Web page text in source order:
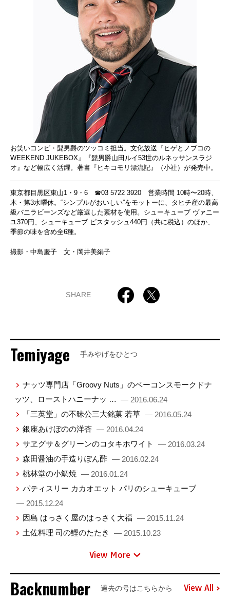
お笑いコンビ・髭男爵のツッコミ担当。文化放送『ヒゲとノブコの
WEEKEND JUKEBOX』『髭男爵山田ルイ53世のルネッサンスラジ
オ』など幅広く活躍。著書『ヒキコモリ漂流記』（小社）が発売中。
東京都目黒区東山1・9・6 ☎03 5722 3920 営業時間 10時〜20時、
木・第3水曜休。“シンプルがおいしい”をモットーに、タヒチ産の最高
級バニラビーンズなど厳選した素材を使用。シューキューブ ヴァニー
ユ370円、シューキューブ ピスタッシュ440円（共に税込）のほか、
季節の味を含め全6種。
撮影・中島慶子 文・岡井美絹子
SHARE
Temiyage 手みやげをひとつ
ナッツ専門店「Groovy Nuts」のベーコンスモークドナ
ッツ、ローストハニーナッ … — 2016.06.24
「三英堂」の不昧公三大銘菓 若草 — 2016.05.24
銀座あけぼのの洋杏 — 2016.04.24
サヱグサ＆グリーンのコタキホワイト
— 2016.03.24
森田醤油の手造りぽん酢 — 2016.02.24
桃林堂の小鯛焼 — 2016.01.24
パティスリー カカオエット パリのシューキューブ
— 2015.12.24
因島 はっさく屋のはっさく大福 — 2015.11.24
土佐料理 司の鰹のたたき
— 2015.10.23
View More
Backnumber 過去の号はこちらから View All